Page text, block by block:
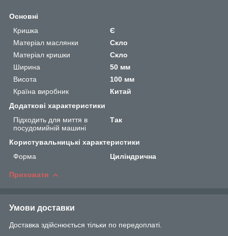
Основні
Кришка
Є
Матеріал маслянки
Скло
Матеріал кришки
Скло
Ширина
50 мм
Висота
100 мм
Країна виробник
Китай
Додаткові характеристики
Підходить для миття в
посудомийній машині
Так
Користувальницькі характеристики
Форма
Циліндрична
Приховати
Умови доставки
Доставка здійснюється тільки по передоплаті.